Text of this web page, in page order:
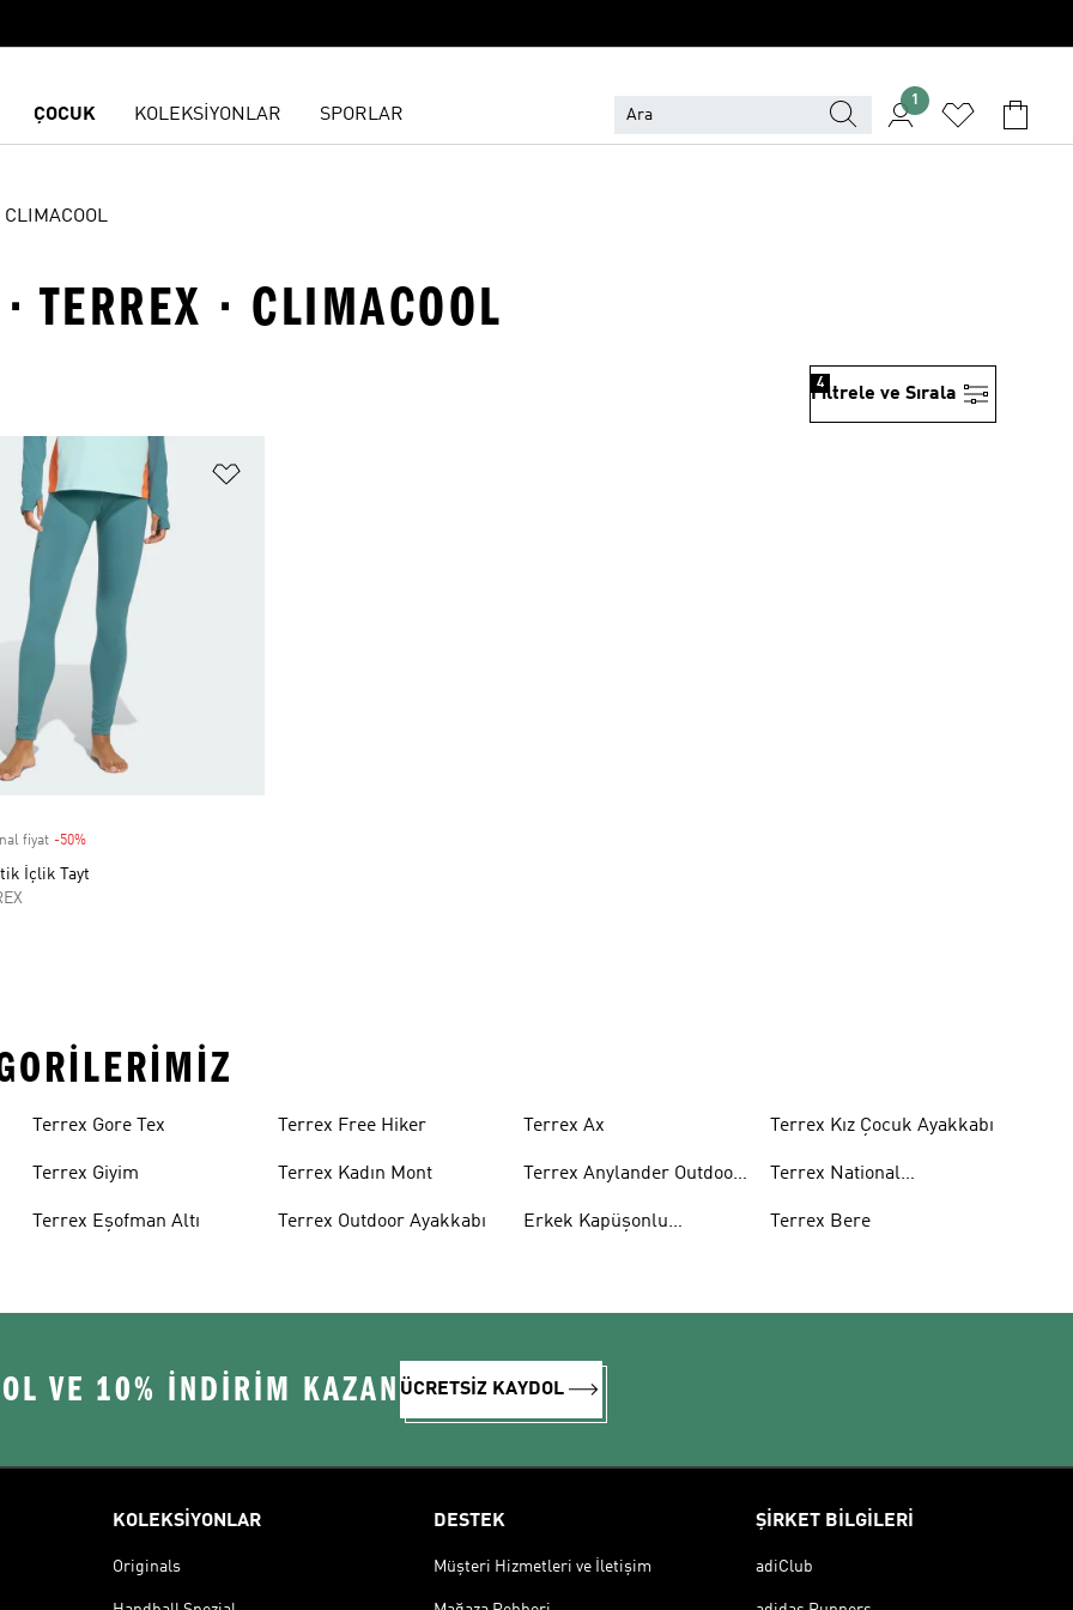
ÇOCUK KOLEKSİYONLAR SPORLAR
1
CLIMACOOL
TERREX · CLIMACOOL
Filtrele ve Sırala
4
Ekle
fiyat -50%Discount
İçlik Tayt
Terrex Gore Tex
Terrex Giyim
Terrex Eşofman Altı
Terrex Free Hiker
Terrex Kadın Mont
Terrex Outdoor Ayakkabı
Terrex Ax
Terrex Anylander Outdoor
Erkek Kapüşonlu
Terrex Kız Çocuk Ayakkabı
Terrex National
Terrex Bere
VE 10% İNDİRİM KAZAN ÜCRETSİZ KAYDOL
KOLEKSİYONLAR
Originals
DESTEK
Müşteri Hizmetleri ve İletişim
ŞİRKET BİLGİLERİ
adiClub